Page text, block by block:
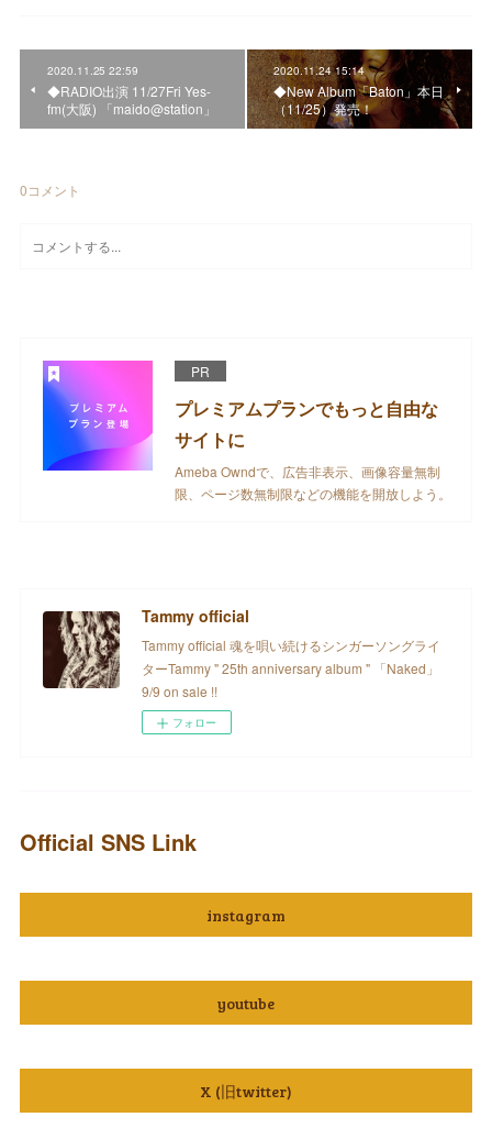
2020.11.25 22:59
◆RADIO出演 11/27Fri Yes-
fm(大阪) 「maido@station」
2020.11.24 15:14
◆New Album「Baton」本日
（11/25）発売！
0コメント
PR
プレミアムプランでもっと自由な
サイトに
Ameba Owndで、広告非表示、画像容量無制
限、ページ数無制限などの機能を開放しよう。
Tammy official
Tammy official 魂を唄い続けるシンガーソングライ
ターTammy " 25th anniversary album " 「Naked」
9/9 on sale !!
フォロー
Official SNS Link
instagram
youtube
X (旧twitter)